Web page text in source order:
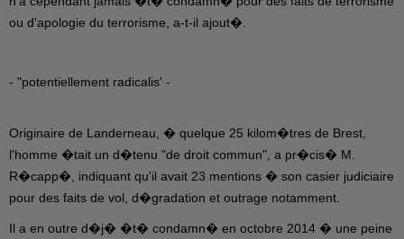
ou d'apologie du terrorisme, a-t-il ajout�.
- "potentiellement radicalis' -
Originaire de Landerneau, � quelque 25 kilom�tres de Brest,
l'homme �tait un d�tenu "de droit commun", a pr�cis� M.
R�capp�, indiquant qu'il avait 23 mentions � son casier judiciaire
pour des faits de vol, d�gradation et outrage notamment.
Il a en outre d�j� �t� condamn� en octobre 2014 � une peine